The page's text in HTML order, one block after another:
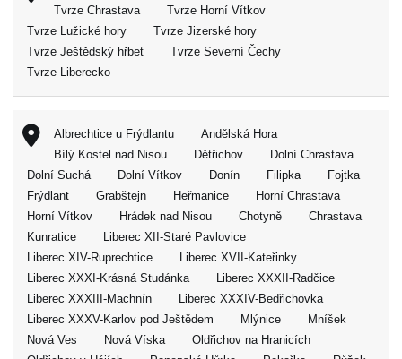
Tvrze Chrastava
Tvrze Horní Vítkov
Tvrze Lužické hory
Tvrze Jizerské hory
Tvrze Ještědský hřbet
Tvrze Severní Čechy
Tvrze Liberecko
Albrechtice u Frýdlantu
Andělská Hora
Bílý Kostel nad Nisou
Dětřichov
Dolní Chrastava
Dolní Suchá
Dolní Vítkov Donín Filipka
Fojtka
Frýdlant
Grabštejn Heřmanice
Horní Chrastava
Horní Vítkov
Hrádek nad Nisou Chotyně
Chrastava
Kunratice
Liberec XII-Staré Pavlovice
Liberec XIV-Ruprechtice
Liberec XVII-Kateřinky
Liberec XXXI-Krásná Studánka
Liberec XXXII-Radčice
Liberec XXXIII-Machnín
Liberec XXXIV-Bedřichovka
Liberec XXXV-Karlov pod Ještědem
Mlýnice
Mníšek
Nová Ves
Nová Víska
Oldřichov na Hranicích